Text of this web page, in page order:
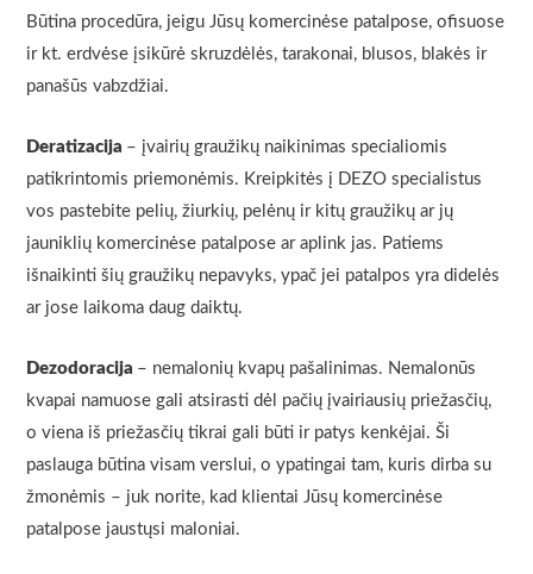
Būtina procedūra, jeigu Jūsų komercinėse patalpose, ofisuose
ir kt. erdvėse įsikūrė skruzdėlės, tarakonai, blusos, blakės ir
panašūs vabzdžiai.
Deratizacija – įvairių graužikų naikinimas specialiomis
patikrintomis priemonėmis. Kreipkitės į DEZO specialistus
vos pastebite pelių, žiurkių, pelėnų ir kitų graužikų ar jų
jauniklių komercinėse patalpose ar aplink jas. Patiems
išnaikinti šių graužikų nepavyks, ypač jei patalpos yra didelės
ar jose laikoma daug daiktų.
Dezodoracija – nemalonių kvapų pašalinimas. Nemalonūs
kvapai namuose gali atsirasti dėl pačių įvairiausių priežasčių,
o viena iš priežasčių tikrai gali būti ir patys kenkėjai. Ši
paslauga būtina visam verslui, o ypatingai tam, kuris dirba su
žmonėmis – juk norite, kad klientai Jūsų komercinėse
patalpose jaustųsi maloniai.